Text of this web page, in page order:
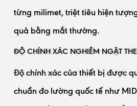
từng milimet, triệt tiêu hiện
quả bằng mắt thường.
ĐỘ CHÍNH XÁC NGHIÊM NGẶT
Độ chính xác của thiết bị được
chuẩn đo lường quốc tế như